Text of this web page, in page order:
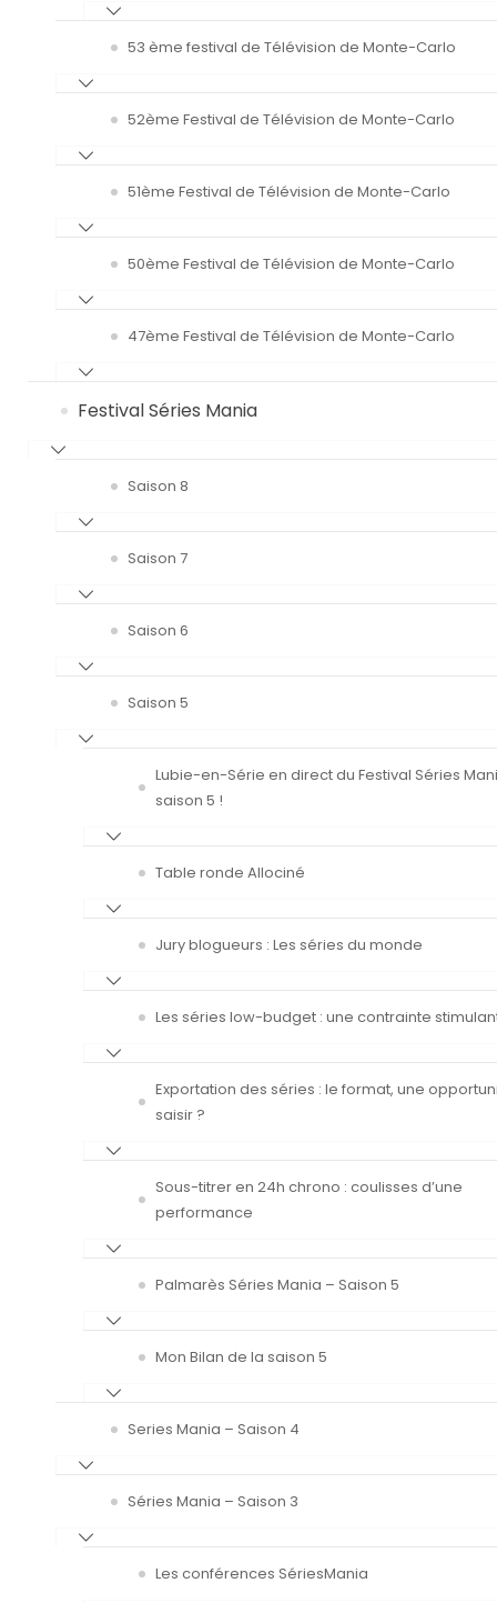
53 ème festival de Télévision de Monte-Carlo
52ème Festival de Télévision de Monte-Carlo
51ème Festival de Télévision de Monte-Carlo
50ème Festival de Télévision de Monte-Carlo
47ème Festival de Télévision de Monte-Carlo
Festival Séries Mania
Saison 8
Saison 7
Saison 6
Saison 5
Lubie-en-Série en direct du Festival Séries
saison 5 !
Table ronde Allociné
Jury blogueurs : Les séries du monde
Les séries low-budget : une contrainte
Exportation des séries : le format, une
saisir ?
Sous-titrer en 24h chrono : coulisses d’une
performance
Palmarès Séries Mania – Saison 5
Mon Bilan de la saison 5
Series Mania – Saison 4
Séries Mania – Saison 3
Les conférences SériesMania